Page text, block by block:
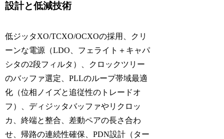
設計と低減技術
低ジッタXO/TCXO/OCXOの採用、クリ
ーンな電源（LDO、フェライト＋キャパ
シタの2段フィルタ）、クロックツリー
のバッファ選定、PLLのループ帯域最適
化（位相ノイズと追従性のトレードオ
フ）、ディジッタバッファやリクロッ
カ、終端と整合、差動ペアの長さ合わ
せ、帰路の連続性確保、PDN設計（ター